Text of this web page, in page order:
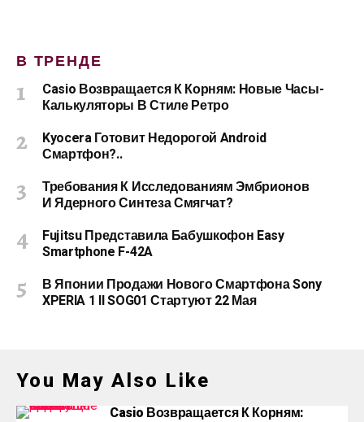
В ТРЕНДЕ
Casio Возвращается К Корням: Новые Часы-
Калькуляторы В Стиле Ретро
Kyocera Готовит Недорогой Android
Смартфон?..
Требования К Исследованиям Эмбрионов
И Ядерного Синтеза Смягчат?
Fujitsu Представила Бабушкофон Easy
Smartphone F-42A
В Японии Продажи Нового Смартфона Sony
XPERIA 1 II SOG01 Стартуют 22 Мая
You May Also Like
Casio Возвращается К Корням: